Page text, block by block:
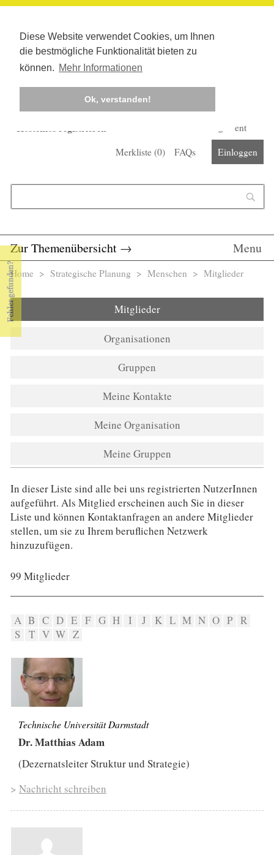
Diese Website verwendet Cookies, um Ihnen
die bestmögliche Funktionalität bieten zu
können. Mehr Informationen
Ok, verstanden!
Kostenlos registrieren
Corona-Management
Merkliste (0) FAQs Einloggen
Zur Themenübersicht → Menu
Sie sind hier
Home > Strategische Planung > Menschen > Mitglieder
Mitglieder
Organisationen
Gruppen
Meine Kontakte
Meine Organisation
Meine Gruppen
In dieser Liste sind alle bei uns registrierten NutzerInnen
aufgeführt. Als Mitglied erscheinen auch Sie in dieser
Liste und können Kontaktanfragen an andere Mitglieder
stellen, um sie zu Ihrem beruflichen Netzwerk
hinzuzufügen.
99 Mitglieder
A B C D E F G H I J K L M N O P R
S
T V W Z
Technische Universität Darmstadt
Dr. Matthias Adam
(Dezernatsleiter Struktur und Strategie)
> Nachricht schreiben